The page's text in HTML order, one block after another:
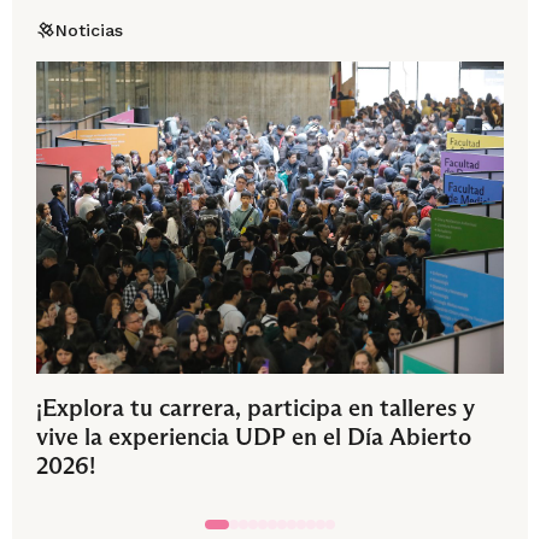
Noticias
¡Explora tu carrera, participa en talleres y
vive la experiencia UDP en el Día Abierto
2026!